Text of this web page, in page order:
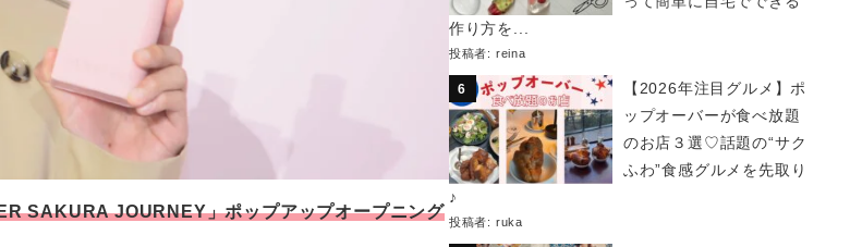
SAKURA JOURNEY」ポップアップオープニング
作り方を...
投稿者: reina
【2026年注目グルメ】ポ
ップオーバーが食べ放題
のお店３選♡話題の“サク
ふわ”食感グルメを先取り
♪
投稿者: ruka